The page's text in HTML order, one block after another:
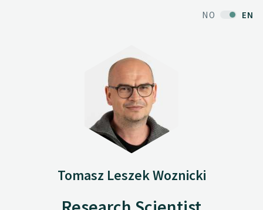
NO EN
Tomasz Leszek Woznicki